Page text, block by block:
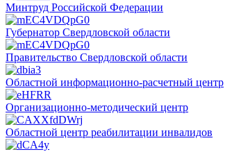
Минтруд Российской Федерации
Губернатор Свердловской области
Правительство Свердловской области
Областной информационно-расчетный центр
Организационно-методический центр
Областной центр реабилитации инвалидов